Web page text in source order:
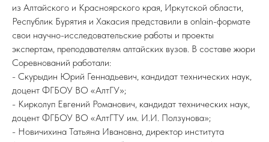
из Алтайского и Красноярского края, Иркутской области,
Республик Бурятия и Хакасия представили в onlain-формате
свои научно-исследовательские работы и проекты
экспертам, преподавателям алтайских вузов. В составе жюри
Соревнований работали:
- Скурыдин Юрий Геннадьевич, кандидат технических наук,
доцент ФГБОУ ВО «АлтГУ»;
- Кирколуп Евгений Романович, кандидат технических наук,
доцент ФГБОУ ВО «АлтГТУ им. И.И. Ползунова»;
- Новичихина Татьяна Ивановна, директор института